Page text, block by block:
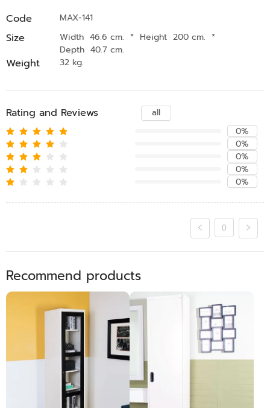
Code MAX-141
Size Width 46.6 cm. * Height 200 cm. *
Depth 40.7 cm.
Weight 32 kg.
Rating and Reviews
all
0%
0%
0%
0%
0%
0
Recommend products